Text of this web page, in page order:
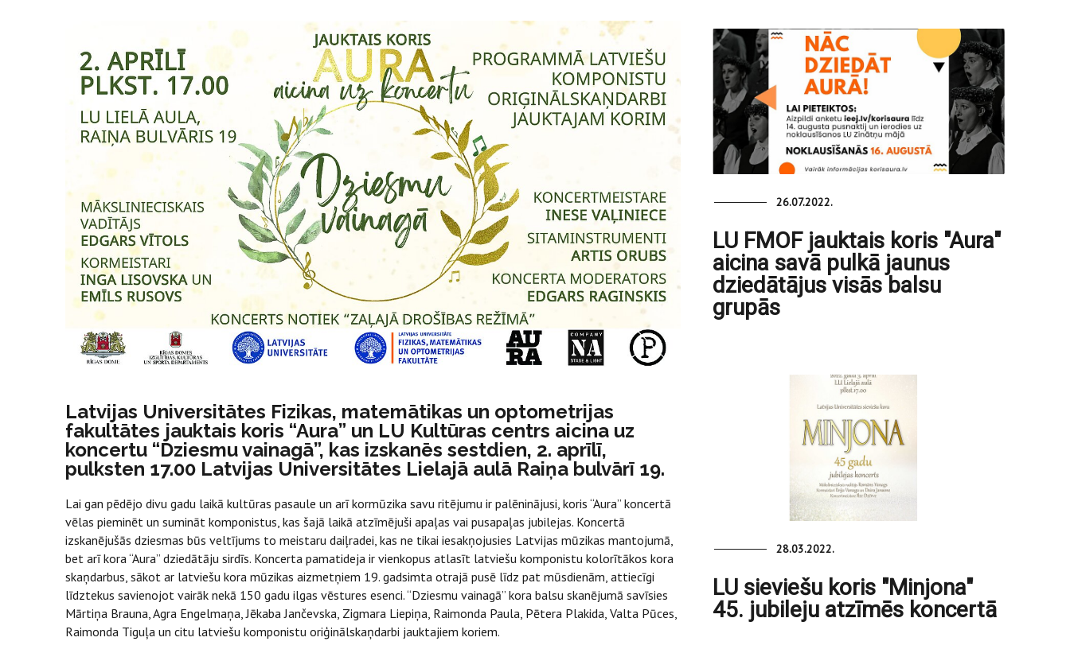
Latvijas Universitātes Fizikas, matemātikas un optometrijas
fakultātes jauktais koris “Aura” un LU Kultūras centrs aicina uz
koncertu “Dziesmu vainagā”, kas izskanēs sestdien, 2. aprīlī,
pulksten 17.00 Latvijas Universitātes Lielajā aulā Raiņa bulvārī 19.
Lai gan pēdējo divu gadu laikā kultūras pasaule un arī kormūzika savu ritējumu ir palēninājusi, koris “Aura” koncertā
vēlas pieminēt un sumināt komponistus, kas šajā laikā atzīmējuši apaļas vai pusapaļas jubilejas. Koncertā
izskanējušās dziesmas būs veltījums to meistaru daiļradei, kas ne tikai iesakņojusies Latvijas mūzikas mantojumā,
bet arī kora “Aura” dziedātāju sirdīs. Koncerta pamatideja ir vienkopus atlasīt latviešu komponistu kolorītākos kora
skaņdarbus, sākot ar latviešu kora mūzikas aizmetņiem 19. gadsimta otrajā pusē līdz pat mūsdienām, attiecīgi
līdztekus savienojot vairāk nekā 150 gadu ilgas vēstures esenci. “Dziesmu vainagā” kora balsu skanējumā savīsies
Mārtiņa Brauna, Agra Engelmaņa, Jēkaba Jančevska, Zigmara Liepiņa, Raimonda Paula, Pētera Plakida, Valta Pūces,
Raimonda Tiguļa un citu latviešu komponistu oriģinālskaņdarbi jauktajiem koriem.
26.07.2022.
LU FMOF jauktais koris "Aura"
aicina savā pulkā jaunus
dziedātājus visās balsu
grupās
28.03.2022.
LU sieviešu koris "Minjona"
45. jubileju atzīmēs koncertā